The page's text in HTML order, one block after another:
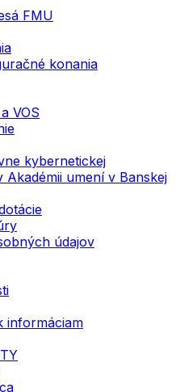
FMU
konania
VOS
kybernetickej
Akadémii umení v Banskej
údajov
informáciam